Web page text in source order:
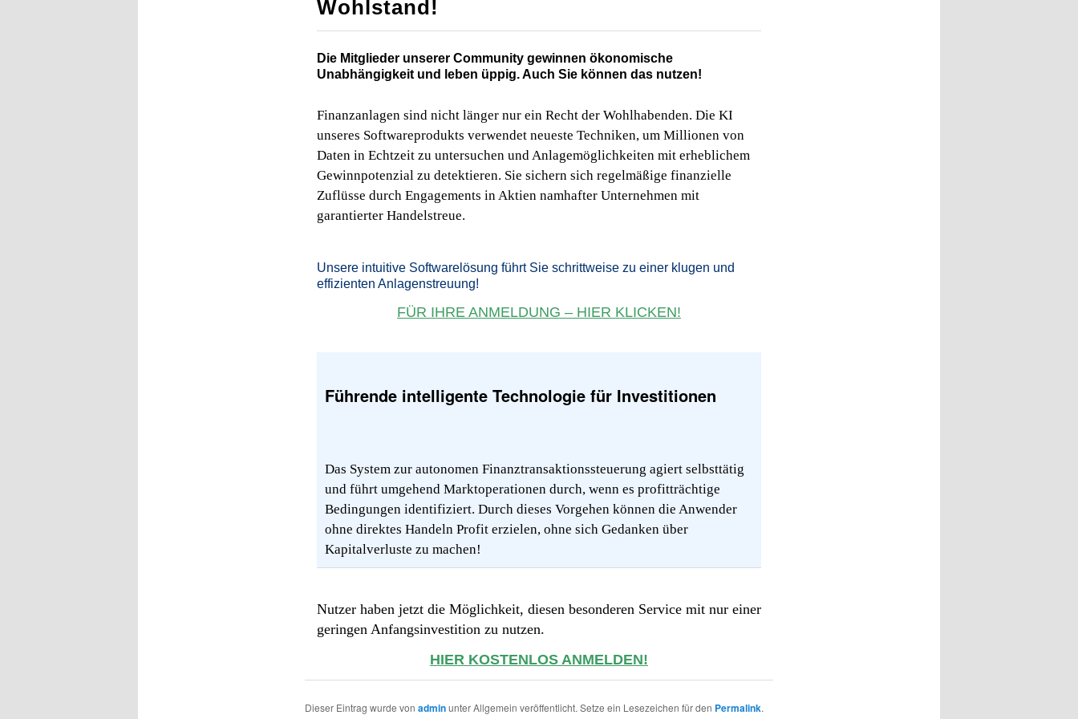
Wohlstand!
Die Mitglieder unserer Community gewinnen ökonomische
Unabhängigkeit und leben üppig. Auch Sie können das nutzen!
Finanzanlagen sind nicht länger nur ein Recht der Wohlhabenden. Die KI
unseres Softwareprodukts verwendet neueste Techniken, um Millionen von
Daten in Echtzeit zu untersuchen und Anlagemöglichkeiten mit erheblichem
Gewinnpotenzial zu detektieren. Sie sichern sich regelmäßige finanzielle
Zuflüsse durch Engagements in Aktien namhafter Unternehmen mit
garantierter Handelstreue.
Unsere intuitive Softwarelösung führt Sie schrittweise zu einer klugen und
effizienten Anlagenstreuung!
FÜR IHRE ANMELDUNG – HIER KLICKEN!
Führende intelligente Technologie für Investitionen
Das System zur autonomen Finanztransaktionssteuerung agiert selbsttätig
und führt umgehend Marktoperationen durch, wenn es profitträchtige
Bedingungen identifiziert. Durch dieses Vorgehen können die Anwender
ohne direktes Handeln Profit erzielen, ohne sich Gedanken über
Kapitalverluste zu machen!
Nutzer haben jetzt die Möglichkeit, diesen besonderen Service mit nur einer
geringen Anfangsinvestition zu nutzen.
HIER KOSTENLOS ANMELDEN!
Dieser Eintrag wurde von adminunter Allgemein veröffentlicht. Setze ein Lesezeichen für den Permalink.